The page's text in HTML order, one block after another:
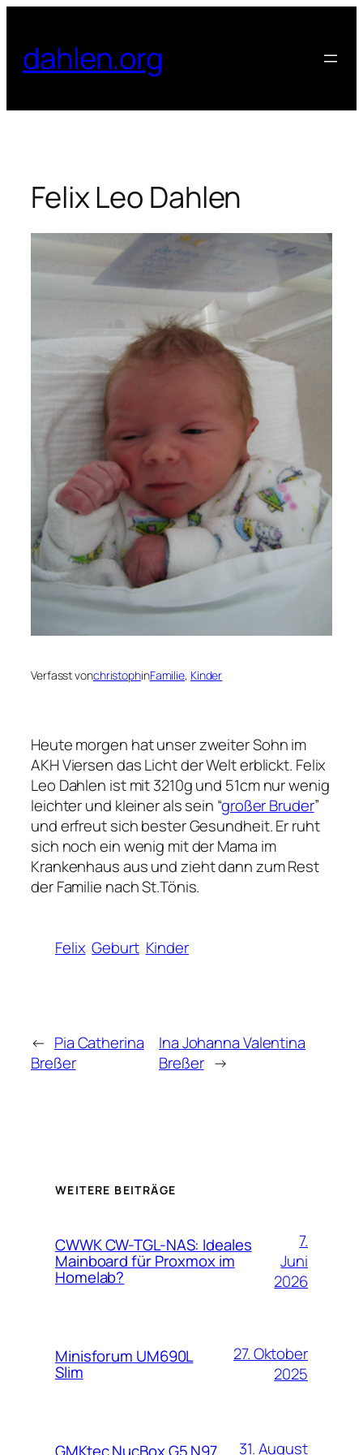
springen
dahlen.org
Felix Leo Dahlen
Verfasst vonchristophinFamilie, Kinder
Heute morgen hat unser zweiter Sohn im
AKH Viersen das Licht der Welt erblickt. Felix
Leo Dahlen ist mit 3210g und 51cm nur wenig
leichter und kleiner als sein “großer Bruder”
und erfreut sich bester Gesundheit. Er ruht
sich noch ein wenig mit der Mama im
Krankenhaus aus und zieht dann zum Rest
der Familie nach St.Tönis.
Felix Geburt Kinder
← Pia Catherina
Breßer
Ina Johanna Valentina
Breßer →
WEITERE BEITRÄGE
CWWK CW-TGL-NAS: Ideales
Mainboard für Proxmox im
Homelab?
7.
Juni
2026
Minisforum UM690L
Slim
27. Oktober
2025
31. August